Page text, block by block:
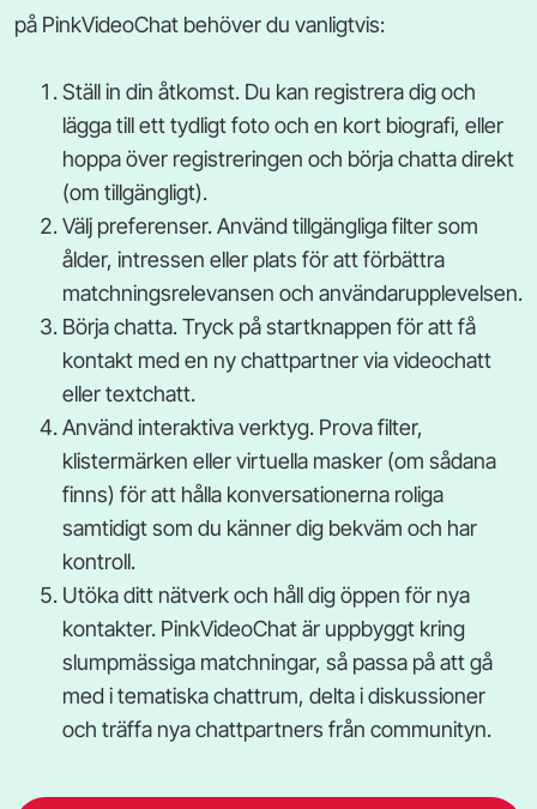
på PinkVideoChat behöver du vanligtvis:
Ställ in din åtkomst. Du kan registrera dig och
lägga till ett tydligt foto och en kort biografi, eller
hoppa över registreringen och börja chatta direkt
(om tillgängligt).
Välj preferenser. Använd tillgängliga filter som
ålder, intressen eller plats för att förbättra
matchningsrelevansen och användarupplevelsen.
Börja chatta. Tryck på startknappen för att få
kontakt med en ny chattpartner via videochatt
eller textchatt.
Använd interaktiva verktyg. Prova filter,
klistermärken eller virtuella masker (om sådana
finns) för att hålla konversationerna roliga
samtidigt som du känner dig bekväm och har
kontroll.
Utöka ditt nätverk och håll dig öppen för nya
kontakter. PinkVideoChat är uppbyggt kring
slumpmässiga matchningar, så passa på att gå
med i tematiska chattrum, delta i diskussioner
och träffa nya chattpartners från communityn.